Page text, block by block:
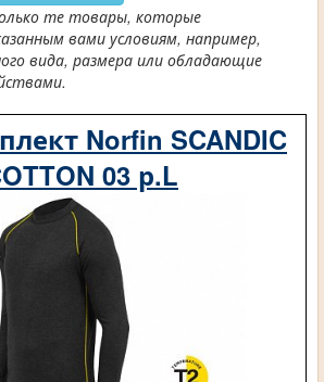
те товары, которые
вами условиям, например,
вида, размера или обладающие
Norfin SCANDIC
03 р.L